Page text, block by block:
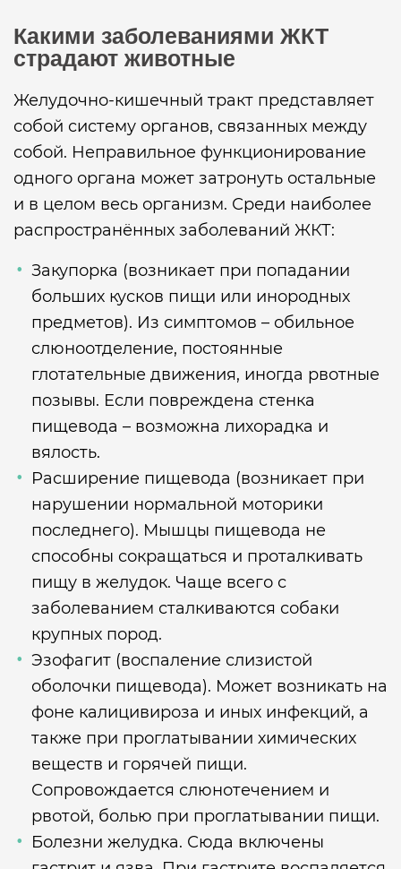
Какими заболеваниями ЖКТ
страдают животные
Желудочно-кишечный тракт представляет
собой систему органов, связанных между
собой. Неправильное функционирование
одного органа может затронуть остальные
и в целом весь организм. Среди наиболее
распространённых заболеваний ЖКТ:
Закупорка (возникает при попадании
больших кусков пищи или инородных
предметов). Из симптомов – обильное
слюноотделение, постоянные
глотательные движения, иногда рвотные
позывы. Если повреждена стенка
пищевода – возможна лихорадка и
вялость.
Расширение пищевода (возникает при
нарушении нормальной моторики
последнего). Мышцы пищевода не
способны сокращаться и проталкивать
пищу в желудок. Чаще всего с
заболеванием сталкиваются собаки
крупных пород.
Эзофагит (воспаление слизистой
оболочки пищевода). Может возникать на
фоне калицивироза и иных инфекций, а
также при проглатывании химических
веществ и горячей пищи.
Сопровождается слюнотечением и
рвотой, болью при проглатывании пищи.
Болезни желудка. Сюда включены